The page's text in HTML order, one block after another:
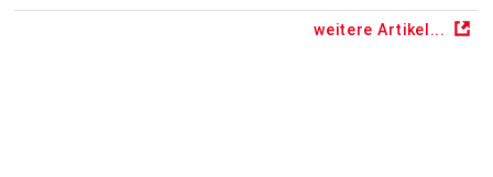
weitere Artikel...